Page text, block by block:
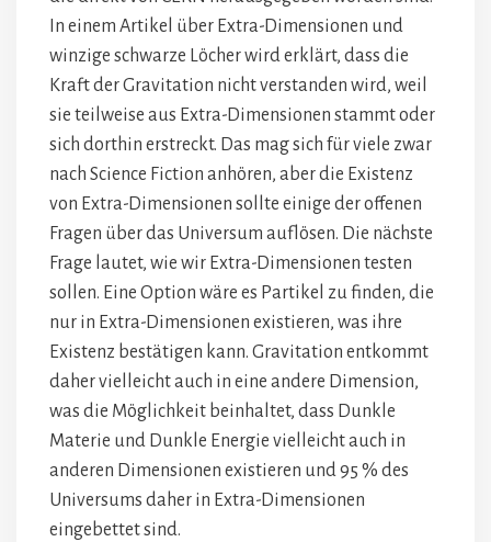
In einem Artikel über Extra-Dimensionen und
winzige schwarze Löcher wird erklärt, dass die
Kraft der Gravitation nicht verstanden wird, weil
sie teilweise aus Extra-Dimensionen stammt oder
sich dorthin erstreckt. Das mag sich für viele zwar
nach Science Fiction anhören, aber die Existenz
von Extra-Dimensionen sollte einige der offenen
Fragen über das Universum auflösen. Die nächste
Frage lautet, wie wir Extra-Dimensionen testen
sollen. Eine Option wäre es Partikel zu finden, die
nur in Extra-Dimensionen existieren, was ihre
Existenz bestätigen kann. Gravitation entkommt
daher vielleicht auch in eine andere Dimension,
was die Möglichkeit beinhaltet, dass Dunkle
Materie und Dunkle Energie vielleicht auch in
anderen Dimensionen existieren und 95 % des
Universums daher in Extra-Dimensionen
eingebettet sind.